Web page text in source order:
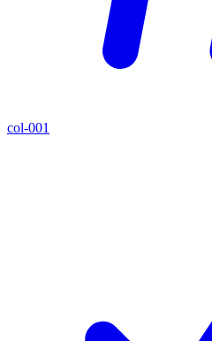
col-001